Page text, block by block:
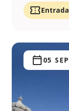
05 SEP